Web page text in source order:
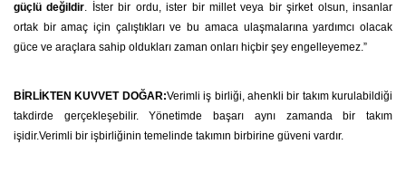
güçlü değildir. İster bir ordu, ister bir millet veya bir şirket olsun, insanlar
ortak bir amaç için çalıştıkları ve bu amaca ulaşmalarına yardımcı olacak
güce ve araçlara sahip oldukları zaman onları hiçbir şey engelleyemez.”
BİRLİKTEN KUVVET DOĞAR:Verimli iş birliği, ahenkli bir takım kurulabildiği
takdirde gerçekleşebilir. Yönetimde başarı aynı zamanda bir takım
işidir.Verimli bir işbirliğinin temelinde takımın birbirine güveni vardır.